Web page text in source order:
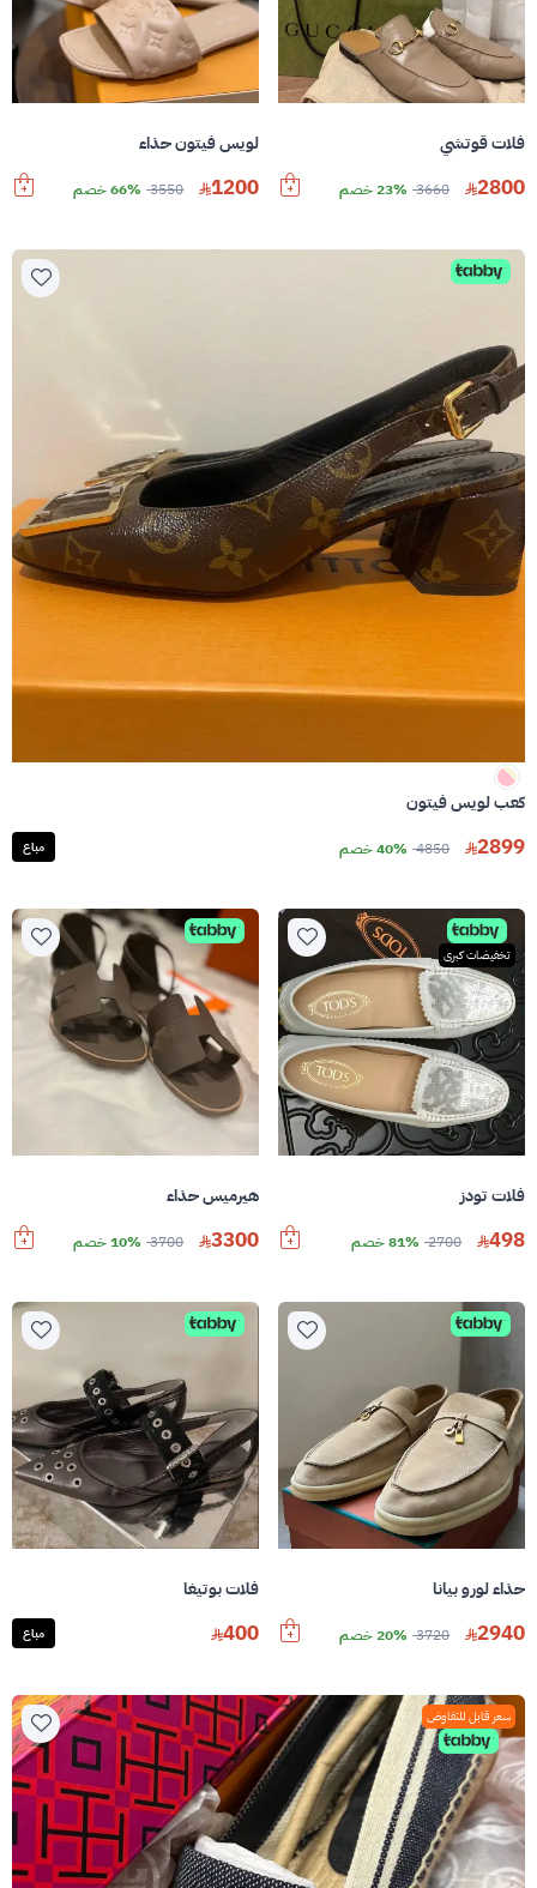
فلات قوتشي
2800
3660 23% خصم
لويس فيتون حذاء
1200
3550 66% خصم
كعب لويس فيتون
2899
4850 40% خصم مباع
تخفيضات كبرى
فلات تودز
498
2700 81% خصم
هيرميس حذاء
3300
3700 10% خصم
حذاء لورو بيانا
2940
3720 20% خصم
فلات بوتيغا
400 مباع
سعر قابل للتفاوض